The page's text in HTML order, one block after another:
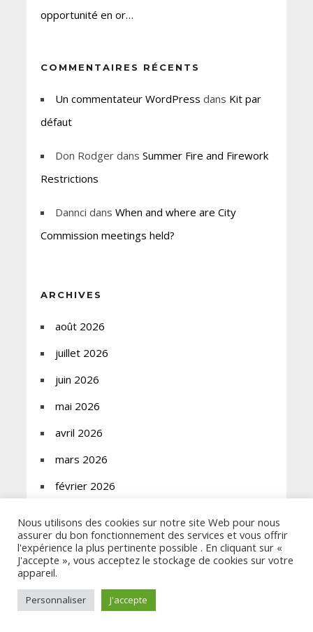
opportunité en or…
COMMENTAIRES RÉCENTS
Un commentateur WordPress dans Kit par
défaut
Don Rodgerdans Summer Fire and Firework
Restrictions
Dannci dans When and where are City
Commission meetings held?
ARCHIVES
août 2026
juillet 2026
juin 2026
mai 2026
avril 2026
mars 2026
février 2026
décembre 2025
novembre 2025
octobre 2025
Nous utilisons des cookies sur notre site Web pour nous
assurer du bon fonctionnement des services et vous offrir
l'expérience la plus pertinente possible . En cliquant sur «
J'accepte », vous acceptez le stockage de cookies sur votre
appareil.
Personnaliser J'accepte